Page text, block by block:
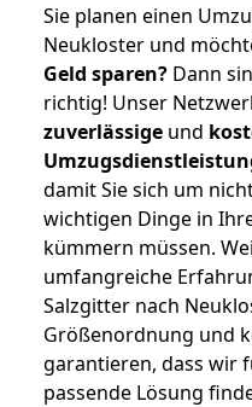
Sie planen einen
Neukloster und
Geld sparen? Dann
richtig! Unser
zuverlässige und
damit Sie sich um
wichtigen Dinge in
kümmern müssen.
umfangreiche
Salzgitter nach
Größenordnung und
garantieren, dass wir
passende Lösung